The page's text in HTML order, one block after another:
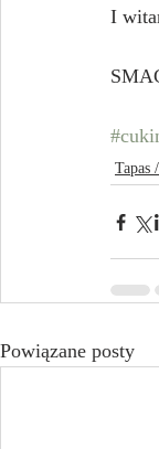
I
Tapas
Powiązane posty